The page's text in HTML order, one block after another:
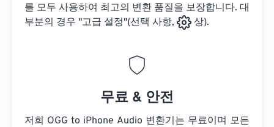
를 모두 사용하여 최고의 변환 품질을 보장합니다. 대
부분의 경우 "고급 설정"(선택 사항,
상).
무료 & 안전
저희 OGG to iPhone Audio 변환기는 무료이며 모든